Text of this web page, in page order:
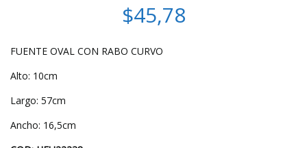
$45,78
FUENTE OVAL CON RABO CURVO
Alto: 10cm
Largo: 57cm
Ancho: 16,5cm